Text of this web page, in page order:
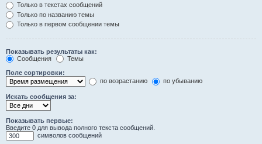
Только в текстах сообщений
Только по названию темы
Только в первом сообщении темы
Показывать результаты как:
Сообщения
Темы
Поле сортировки:
по возрастанию
по убыванию
Искать сообщения за:
Показывать первые:
Введите 0 для вывода полного текста сообщений.
символов сообщений